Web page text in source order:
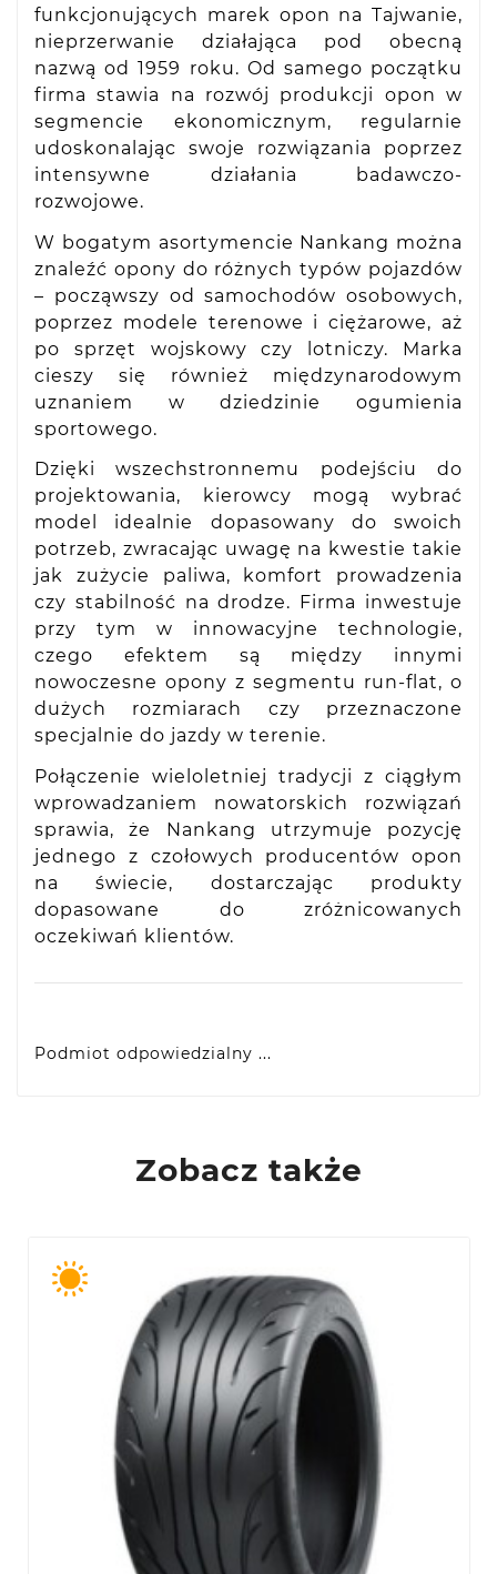
funkcjonujących marek opon na Tajwanie,
nieprzerwanie działająca pod obecną
nazwą od 1959 roku. Od samego początku
firma stawia na rozwój produkcji opon w
segmencie ekonomicznym, regularnie
udoskonalając swoje rozwiązania poprzez
intensywne działania badawczo-
rozwojowe.
W bogatym asortymencie Nankang można
znaleźć opony do różnych typów pojazdów
– począwszy od samochodów osobowych,
poprzez modele terenowe i ciężarowe, aż
po sprzęt wojskowy czy lotniczy. Marka
cieszy się również międzynarodowym
uznaniem w dziedzinie ogumienia
sportowego.
Dzięki wszechstronnemu podejściu do
projektowania, kierowcy mogą wybrać
model idealnie dopasowany do swoich
potrzeb, zwracając uwagę na kwestie takie
jak zużycie paliwa, komfort prowadzenia
czy stabilność na drodze. Firma inwestuje
przy tym w innowacyjne technologie,
czego efektem są między innymi
nowoczesne opony z segmentu run-flat, o
dużych rozmiarach czy przeznaczone
specjalnie do jazdy w terenie.
Połączenie wieloletniej tradycji z ciągłym
wprowadzaniem nowatorskich rozwiązań
sprawia, że Nankang utrzymuje pozycję
jednego z czołowych producentów opon
na świecie, dostarczając produkty
dopasowane do zróżnicowanych
oczekiwań klientów.
Podmiot odpowiedzialny ...
Zobacz także